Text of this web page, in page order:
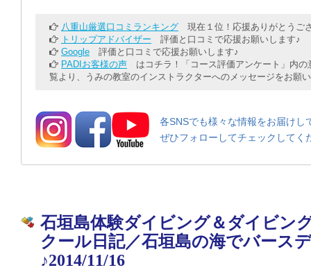
八重山厳選口コミランキング 現在１位！応援ありがとうご
トリップアドバイザー 評価と口コミで応援お願いします♪
Google 評価と口コミで応援お願いします♪
PADIお客様の声 はコチラ！「コース評価アンケート」内の
覧より、うみの教室のインストラクターへのメッセージをお願
各SNSでも様々な情報をお届けし
ぜひフォローしてチェックしてく
石垣島体験ダイビング＆ダイビン
クール日記／石垣島の海でバース
♪2014/11/16